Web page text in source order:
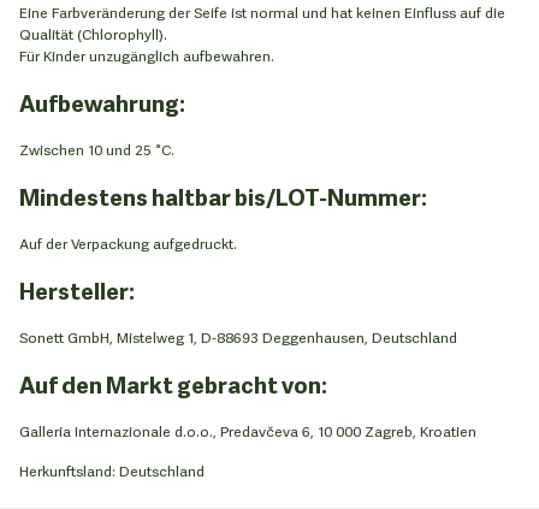
Eine Farbveränderung der Seife ist normal und hat keinen Einfluss auf die
Qualität (Chlorophyll).
Für Kinder unzugänglich aufbewahren.
Aufbewahrung:
Zwischen 10 und 25 °C.
Mindestens haltbar bis/LOT-Nummer:
Auf der Verpackung aufgedruckt.
Hersteller:
Sonett GmbH, Mistelweg 1, D-88693 Deggenhausen, Deutschland
Auf den Markt gebracht von:
Galleria Internazionale d.o.o., Predavčeva 6, 10 000 Zagreb, Kroatien
Herkunftsland: Deutschland